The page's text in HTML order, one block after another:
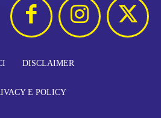
DISCLAIMER
E POLICY